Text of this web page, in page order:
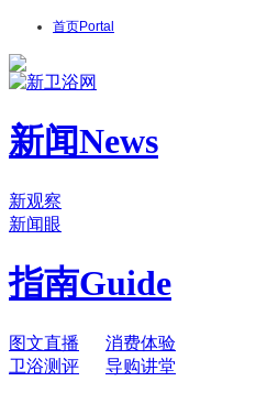
首页Portal
新闻News
新观察
新闻眼
指南Guide
图文直播
消费体验
卫浴测评
导购讲堂